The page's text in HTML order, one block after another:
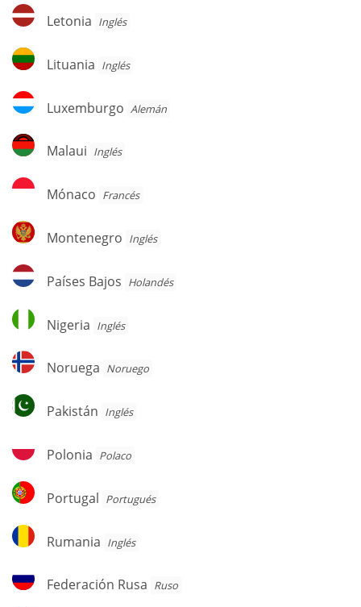
Letonia
Letonia Inglés
Lituania
Lituania Inglés
Luxemburgo
Luxemburgo Alemán
Malaui
Malaui Inglés
Mónaco
Mónaco Francés
Montenegro
Montenegro Inglés
Países
Bajos
Países Bajos Holandés
Nigeria
Nigeria Inglés
Noruega
Noruega Noruego
Pakistán
Pakistán Inglés
Polonia
Polonia Polaco
Portugal
Portugal Portugués
Rumania
Rumania Inglés
Federación
Rusa
Federación Rusa Ruso